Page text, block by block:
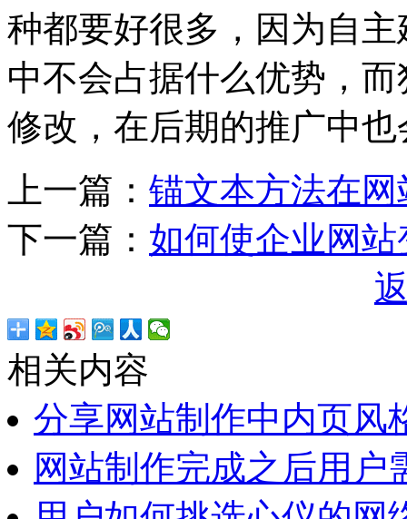
种都要好很多，因为自
中不会占据什么优势，
修改，在后期的推广中
上一篇： 锚文本方法在
下一篇： 如何使企业网
相关内容
分享网站制作中内页风
网站制作完成之后用户